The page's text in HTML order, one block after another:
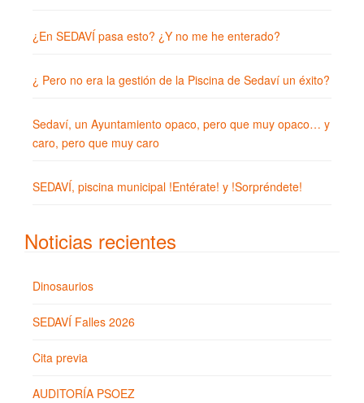
¿En SEDAVÍ pasa esto? ¿Y no me he enterado?
¿ Pero no era la gestión de la Piscina de Sedaví un éxito?
Sedaví, un Ayuntamiento opaco, pero que muy opaco… y
caro, pero que muy caro
SEDAVÍ, piscina municipal !Entérate! y !Sorpréndete!
Noticias recientes
Dinosaurios
SEDAVÍ Falles 2026
Cita previa
AUDITORÍA PSOEZ